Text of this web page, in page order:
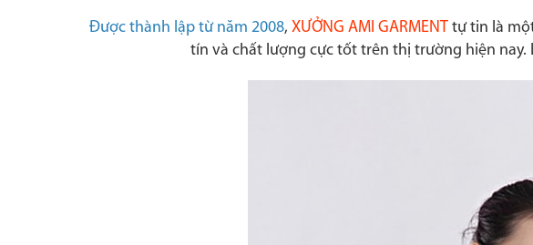
Được thành lập từ năm 2008, XƯỞNG AMI GARMENTtự tin là
tín và chất lượng cực tốt trên thị trường hiện nay.